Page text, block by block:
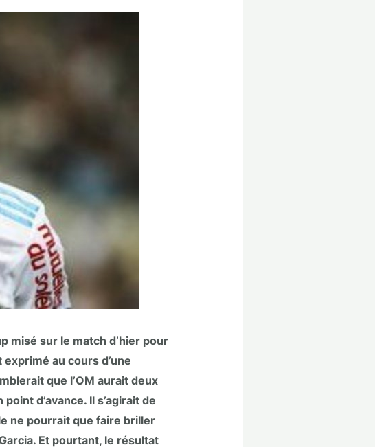
misé sur le match d’hier pour
au cours d’une
que l’OM aurait deux
d’avance. Il s’agirait de
ne pourrait que faire briller
Et pourtant, le résultat